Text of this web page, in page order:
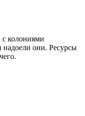
с колониями
они. Ресурсы